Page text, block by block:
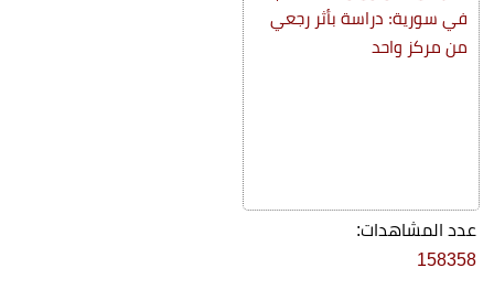
في سورية: دراسة بأثر رجعي
من مركز واحد
عدد المشاهدات:
158358